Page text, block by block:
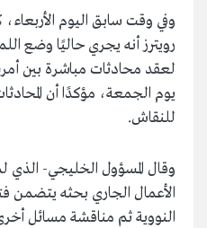
وفي وقت سابق اليوم
رويترز أنه يجري حاليًا وضع
لعقد محادثات مباشرة بين
يوم الجمعة، مؤكدًا أن
للنقاش.
وقال المسؤول الخليجي- الذي
الأعمال الجاري بحثه يتضمن
النووية ثم مناقشة مسائل